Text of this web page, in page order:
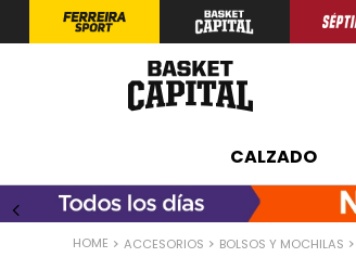
CALZADO
ACCESORIOS BOLSOS Y MOCHILAS